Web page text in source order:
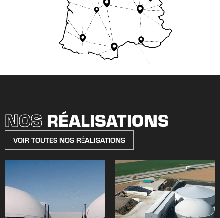
NOS RÉALISATIONS
VOIR TOUTES NOS RÉALISATIONS